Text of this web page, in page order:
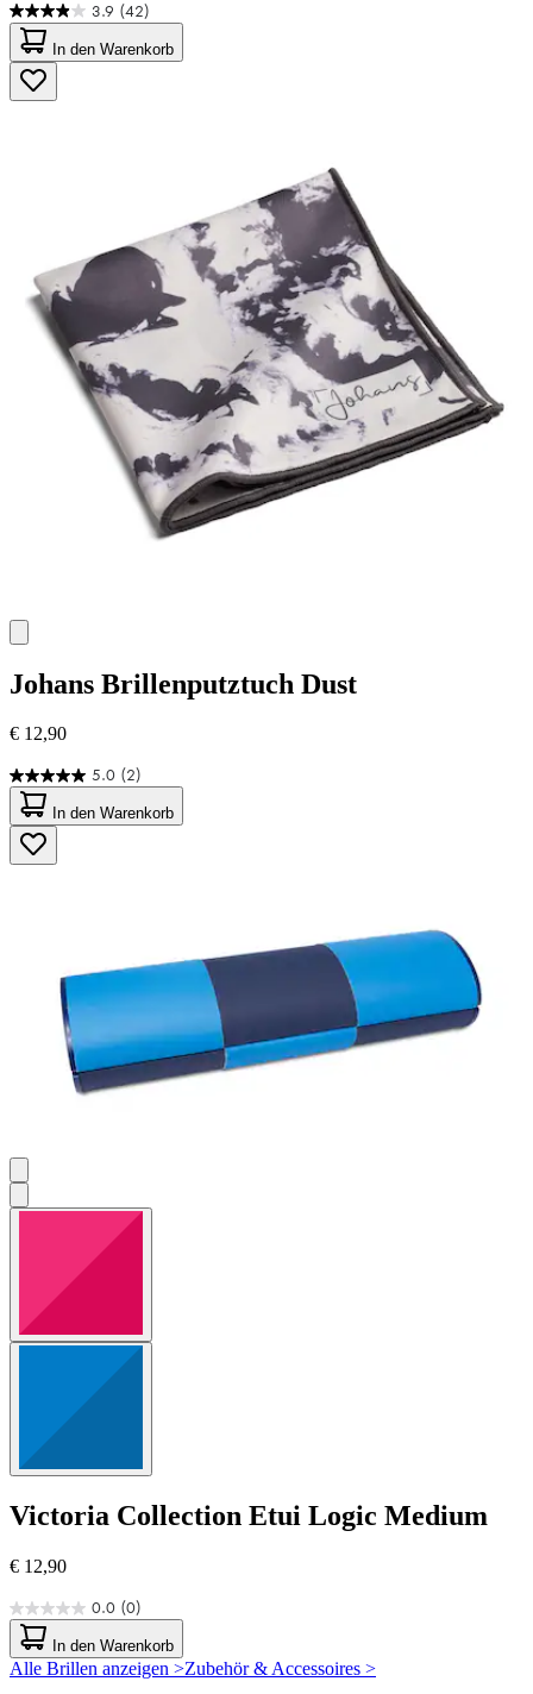
3.9 (42)
3.9
von
5
Sternen.
42
In den Warenkorb
Johans Brillenputztuch Dust
€ 12,90
5.0 (2)
5.0
von
5
Sternen.
2
In den Warenkorb
Victoria Collection Etui Logic Medium
€ 12,90
0.0 (0)
0.0
von
5
Sternen.
In den Warenkorb
Alle Brillen anzeigen >Zubehör & Accessoires >